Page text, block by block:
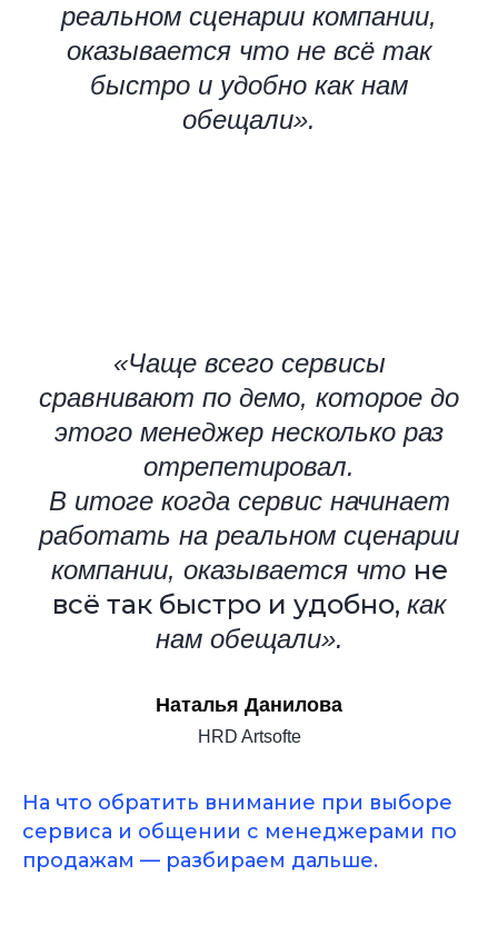
реальном сценарии компании,
оказывается что не всё так
быстро и удобно как нам
обещали».
«Чаще всего сервисы
сравнивают по демо, которое до
этого менеджер несколько раз
отрепетировал.
В итоге когда сервис начинает
работать на реальном сценарии
компании, оказывается что не
всё так быстро и удобно, как
нам обещали».
Наталья Данилова
HRD Artsofte
На что обратить внимание при выборе
сервиса и общении с менеджерами по
продажам — разбираем дальше.